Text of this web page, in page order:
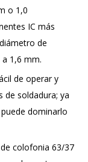
o 1,0
IC más
de
1,6 mm.
de operar y
de soldadura; ya
dominarlo
colofonia 63/37